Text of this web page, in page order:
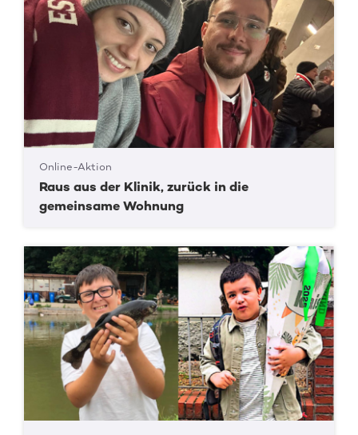
Online-Aktion
Raus aus der Klinik, zurück in die
gemeinsame Wohnung